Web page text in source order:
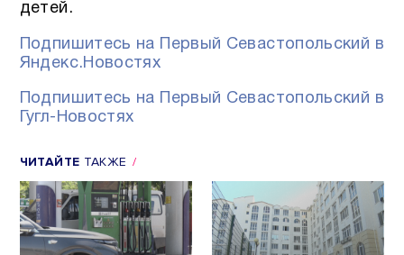
детей.
Подпишитесь на Первый Севастопольский в
Яндекс.Новостях
Подпишитесь на Первый Севастопольский в
Гугл-Новостях
ЧИТАЙТЕ ТАКЖЕ